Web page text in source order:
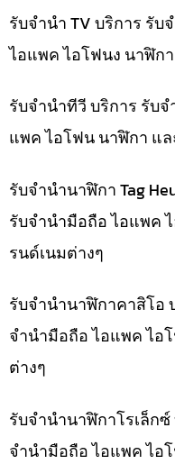
รับจำนำ TV บริการ รั
ไอแพค ไอโฟนง นาฬิก
รับจำนำทีวี บริการ รับ
แพค ไอโฟน นาฬิกา แ
รับจำนำนาฬิกา Tag
รับจำนำมือถือ ไอแพค
รนด์เนมต่างๆ
รับจำนำนาฬิกาคาสิโอ
จำนำมือถือ ไอแพค ไอ
ต่างๆ
รับจำนำนาฬิกาโรเล็ก
จำนำมือถือ ไอแพค ไอ